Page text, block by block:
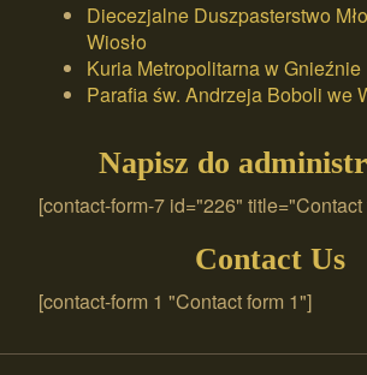
Diecezjalne Duszpasterstwo
Wiosło
Kuria Metropolitarna w Gnieźnie
Parafia św. Andrzeja Boboli we
Napisz do
[contact-form-7 id="226"
Contact Us
[contact-form 1 "Contact form 1"]